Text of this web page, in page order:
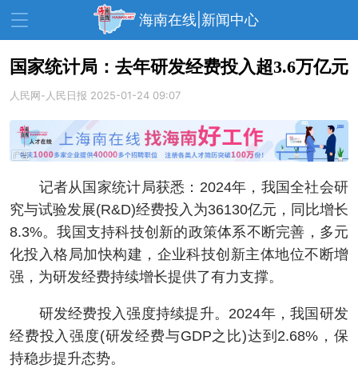
海南在线|新闻中心
资讯中心 热点 旅游
文体 财经
教育 健康 房产
家装 交通 美食
生活 演出 活动
展会 走读海南 周末去哪儿
国家统计局：去年研发经费投入超3.6万亿元
人民网-人民日报 2025-01-24 09:07
记者从国家统计局获悉：2024年，我国全社会研
究与试验发展(R&D)经费投入为36130亿元，同比增长
8.3%。我国支持科技创新的政策体系不断完善，多元
化投入格局加快构建，企业科技创新主体地位不断增
强，为研发经费持续增长提供了有力支撑。
研发经费投入强度持续提升。2024年，我国研发
经费投入强度(研发经费与GDP之比)达到2.68%，保
持稳步提升态势。